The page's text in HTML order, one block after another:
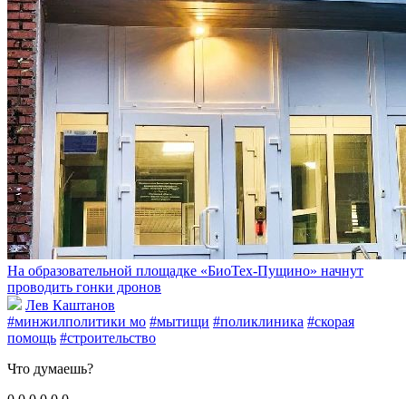
На образовательной площадке «БиоТех-Пущино» начнут
проводить гонки дронов
Лев Каштанов
#минжилполитики мо #мытищи #поликлиника #скорая
помощь #строительство
Что думаешь?